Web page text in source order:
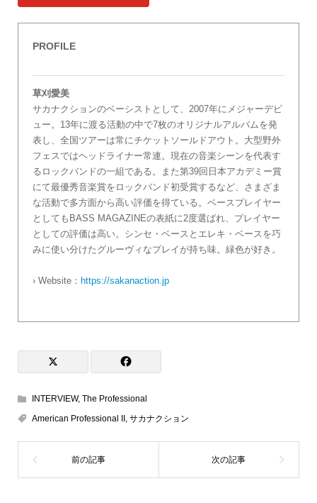
PROFILE
草刈愛美
サカナクションのベーシストとして、2007年にメジャーデビ
ュー。13年に渡る活動の中で7枚のオリジナルアルバムを発
表し、全国ツアーは常にチケットソールドアウト。大型野外
フェスではヘッドライナー常連。現在の音楽シーンを代表す
るロックバンドの一組である。また第39回日本アカデミー賞
にて最優秀音楽賞をロックバンド初受賞するなど、さまざま
な活動で多方面から高い評価を得ている。ベースプレイヤー
としてもBASS MAGAZINEの表紙に2度選ばれ、プレイヤー
としての評価は高い。シンセ・ベースとエレキ・ベースを巧
みに使い分けたグルーヴィなプレイが持ち味。緑色が好き。
› Website： https://sakanaction.jp
INTERVIEW, The Professional
American Professional II, サカナクション